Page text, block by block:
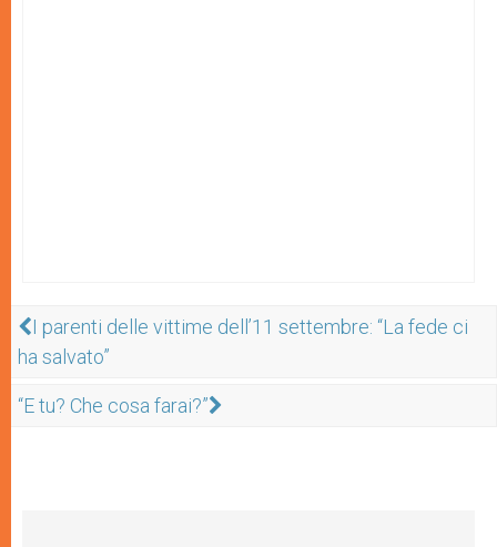
I parenti delle vittime dell’11 settembre: “La fede ci
ha salvato”
“E tu? Che cosa farai?”